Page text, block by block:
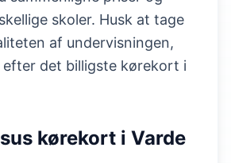
skoler. Husk at tage
af undervisningen,
efter det billigste kørekort i
kørekort i Varde